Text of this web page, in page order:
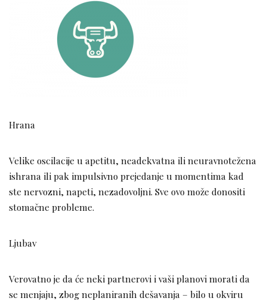
Hrana
Velike oscilacije u apetitu, neadekvatna ili neuravnotežena
ishrana ili pak impulsivno prejedanje u momentima kad
ste nervozni, napeti, nezadovoljni. Sve ovo može donositi
stomačne probleme.
Ljubav
Verovatno je da će neki partnerovi i vaši planovi morati da
se menjaju, zbog neplaniranih dešavanja – bilo u okviru